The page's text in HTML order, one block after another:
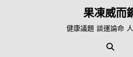
果凍威而
健康議題 談運論命